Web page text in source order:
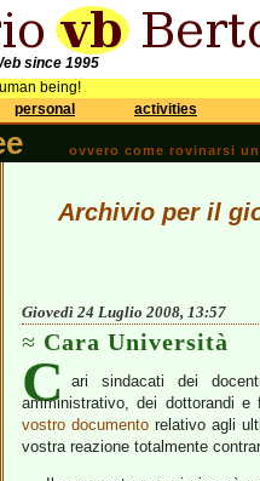
since 1995
being!
personal activities
ovvero come rovinarsi
Archivio per il
Giovedì 24 Luglio 2008, 13:57
Cara Università
C
ari sindacati dei
amministrativo, dei dottorandi
vostro documentorelativo agli
vostra reazione totalmente